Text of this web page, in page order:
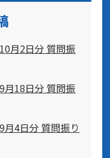
月2日分 質問振
月18日分 質問振
4日分 質問振り